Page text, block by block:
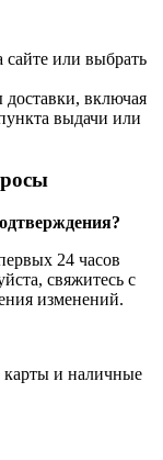
сайте или выбрать
включая
выдачи или
24 часов
свяжитесь с
изменений.
и наличные